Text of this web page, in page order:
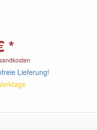
*
Lieferung!